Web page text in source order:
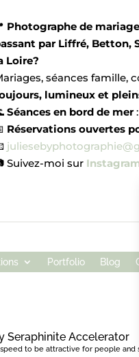
Photographe de
par Liffré, Betton,
Loire?
séances famille,
lumineux et
Séances en bord de mer:
Réservations ouvertes
Suivez-moi sur
Portfolio Blog
Seraphinite Accelerator
to be attractive for people and